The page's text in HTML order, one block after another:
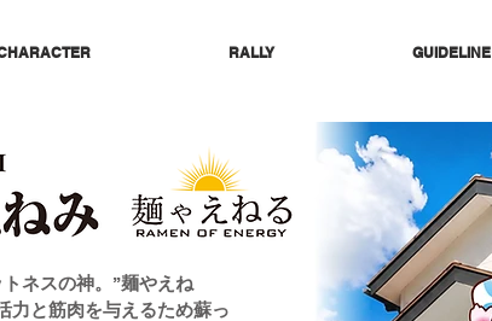
RALLY GUIDELINE
ネスの神。”麺やえね
力と筋肉を与えるため蘇っ